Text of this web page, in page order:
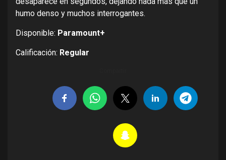
humo denso y muchos interrogantes.
Disponible: Paramount+
Calificación: Regular